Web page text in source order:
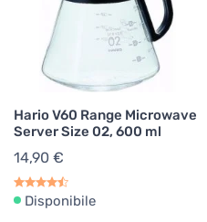
Hario V60 Range Microwave
Server Size 02, 600 ml
14,90 €
Disponibile